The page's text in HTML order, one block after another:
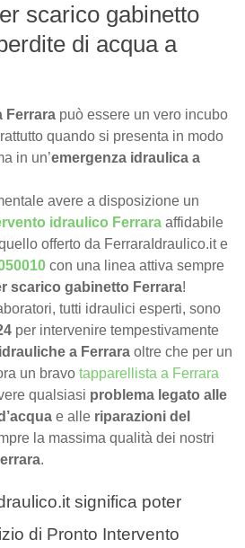
scarico gabinetto
di acqua a
Ferrara può essere un vero incubo
quando si presenta in modo
in un’emergenza idraulica a
avere a disposizione un
idraulico Ferrara affidabile
offerto da FerraraIdraulico.it e
con una linea attiva sempre
scarico gabinetto Ferrara!
tutti idraulici esperti, sono
per intervenire tempestivamente
a Ferraraoltre che per un
un bravotapparellista a Ferrara
qualsiasi problema legato alle
e alle riparazioni del
la massima qualità dei nostri
.
significa poter
di Pronto Intervento